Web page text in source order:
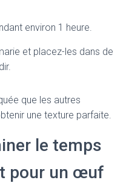
environ 1 heure.
et placez-les dans de
que les autres
une texture parfaite.
le temps
pour un œuf